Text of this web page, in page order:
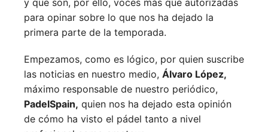
para opinar sobre lo que nos ha dejado la
primera parte de la temporada.
Empezamos, como es lógico, por quien suscribe
las noticias en nuestro medio, Álvaro López,
máximo responsable de nuestro periódico,
PadelSpain, quien nos ha dejado esta opinión
de cómo ha visto el pádel tanto a nivel